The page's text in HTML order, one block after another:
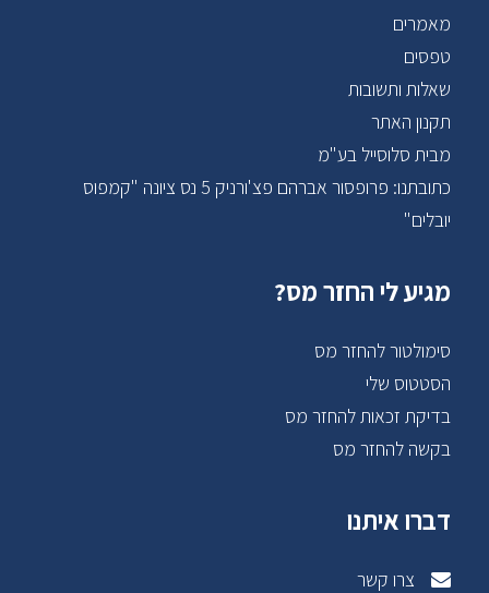
מאמרים
טפסים
שאלות ותשובות
תקנון האתר
מבית סלוסייל בע"מ
כתובתנו: פרופסור אברהם פצ'ורניק 5 נס ציונה "קמפוס
יובלים"
מגיע לי החזר מס?
סימולטור להחזר מס
הסטטוס שלי
בדיקת זכאות להחזר מס
בקשה להחזר מס
דברו איתנו
צרו קשר